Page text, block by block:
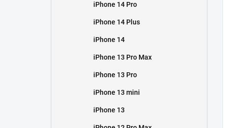
iPhone 14 Pro
iPhone 14 Plus
iPhone 14
iPhone 13 Pro Max
iPhone 13 Pro
iPhone 13 mini
iPhone 13